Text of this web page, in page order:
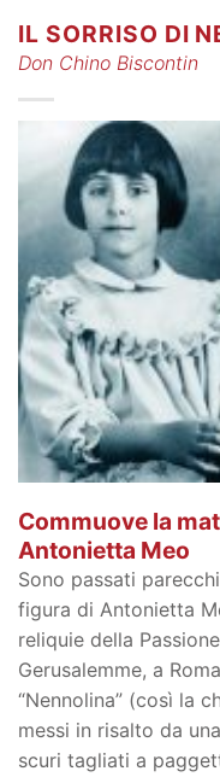
IL SORRISO DI
Don Chino Biscontin
Commuove la
Antonietta Meo
Sono passati
figura di Antonietta
reliquie della
Gerusalemme, a
“Nennolina” (così la
messi in risalto da
scuri tagliati a